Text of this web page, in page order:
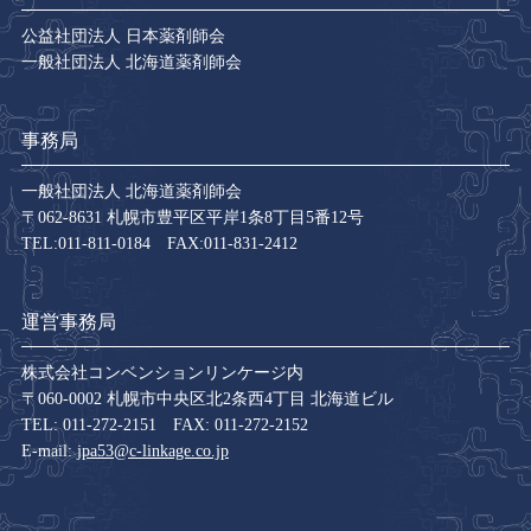
公益社団法人 日本薬剤師会
一般社団法人 北海道薬剤師会
事務局
一般社団法人 北海道薬剤師会
〒062-8631 札幌市豊平区平岸1条8丁目5番12号
TEL:011-811-0184 FAX:011-831-2412
運営事務局
株式会社コンベンションリンケージ内
〒060-0002 札幌市中央区北2条西4丁目 北海道ビル
TEL: 011-272-2151 FAX: 011-272-2152
E-mail:jpa53@c-linkage.co.jp